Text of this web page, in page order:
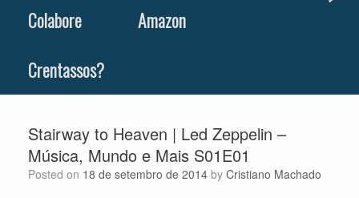
Colabore
Amazon
Crentassos?
Stairway to Heaven | Led Zeppelin –
Música, Mundo e Mais S01E01
Posted on 18 de setembro de 2014 by Cristiano Machado